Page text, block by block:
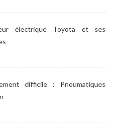
électrique Toyota et ses
difficile : Pneumatiques